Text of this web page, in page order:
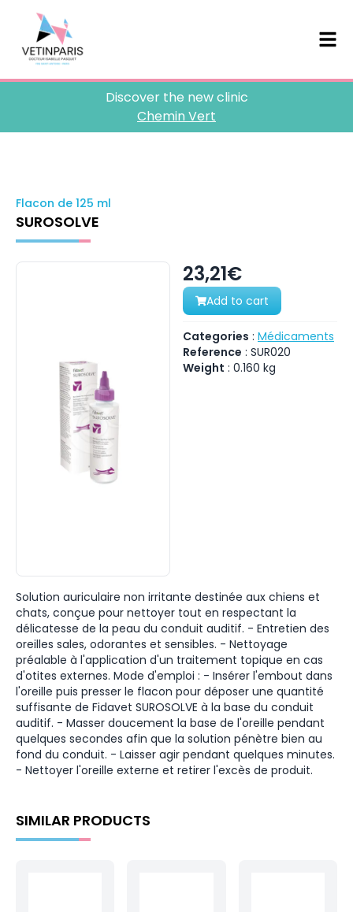
Discover the new clinic
Chemin Vert
Flacon de 125 ml
SUROSOLVE
23,21€
Add to cart
Categories : Médicaments
Reference : SUR020
Weight : 0.160 kg
Solution auriculaire non irritante destinée aux chiens et
chats, conçue pour nettoyer tout en respectant la
délicatesse de la peau du conduit auditif. - Entretien des
oreilles sales, odorantes et sensibles. - Nettoyage
préalable à l'application d'un traitement topique en cas
d'otites externes. Mode d'emploi : - Insérer l'embout dans
l'oreille puis presser le flacon pour déposer une quantité
suffisante de Fidavet SUROSOLVE à la base du conduit
auditif. - Masser doucement la base de l'oreille pendant
quelques secondes afin que la solution pénètre bien au
fond du conduit. - Laisser agir pendant quelques minutes.
- Nettoyer l'oreille externe et retirer l'excès de produit.
SIMILAR PRODUCTS